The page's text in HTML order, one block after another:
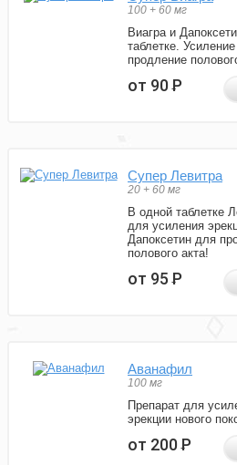
100 + 60 мг
Виагра и
таблетке.
продление
от 90Р
Супер Левитра
20 + 60 мг
В одной таблетке
для усиления
Дапоксетин для
полового акта!
от 95Р
Аванафил
100 мг
Препарат для
эрекции нового
от 200Р